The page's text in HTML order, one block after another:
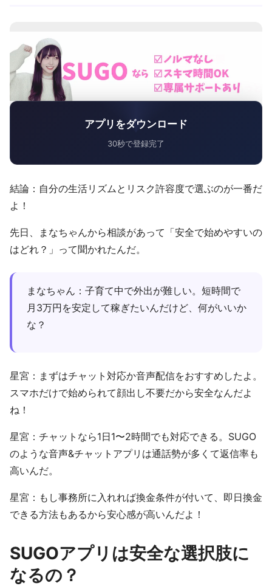
アプリをダウンロード
30秒で登録完了
結論：自分の生活リズムとリスク許容度で選ぶのが一番だ
よ！
先日、まなちゃんから相談があって「安全で始めやすいの
はどれ？」って聞かれたんだ。
まなちゃん：子育て中で外出が難しい。短時間で
月3万円を安定して稼ぎたいんだけど、何がいいか
な？
星宮：まずはチャット対応か音声配信をおすすめしたよ。
スマホだけで始められて顔出し不要だから安全なんだよ
ね！
星宮：チャットなら1日1〜2時間でも対応できる。SUGO
のような音声&チャットアプリは通話勢が多くて返信率も
高いんだ。
星宮：もし事務所に入れれば換金条件が付いて、即日換金
できる方法もあるから安心感が高いんだよ！
SUGOアプリは安全な選択肢に
なるの？